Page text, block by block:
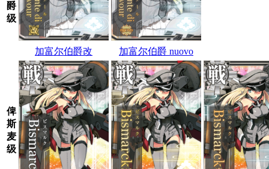
爵
级
加富尔伯爵改 加富尔伯爵 nuovo
俾
斯
麦
级